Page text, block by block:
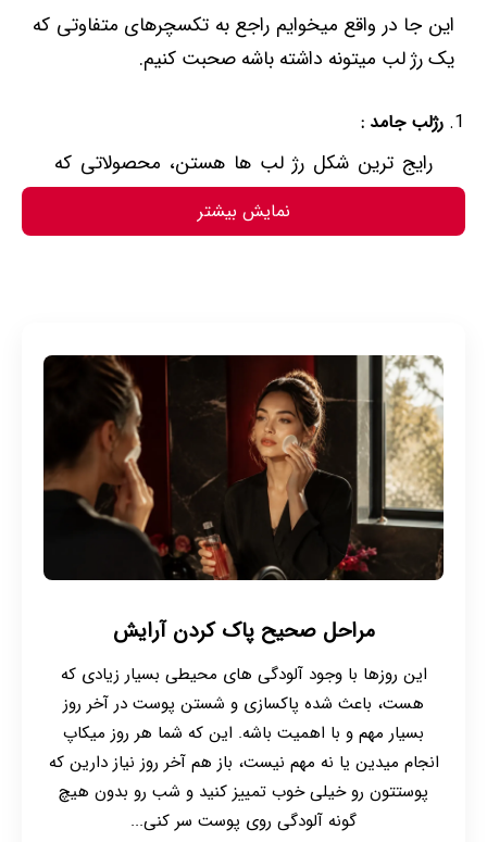
این جا در واقع میخوایم راجع به تکسچرهای متفاوتی که
یک رژ لب میتونه داشته باشه صحبت کنیم.
رژلب جامد :
رایج ترین شکل رژ لب ها هستن، محصولاتی که
استیکی اند و میتونن ظاهر نهایی مات، براق،
شاین، نیمه مات و... داشته باشند. این مدل از رژ
رژلب های مایع
مدل بعدی رژ لب چری مایع داره به همراه یک
اپلیکاتور برای اپلای روی لب. این مدل از رژ لب هم
میتونه با ظاهرهای مات، مایع ، شاین و.... باشه
کاملا بستگی به این داره که شما چه محصولی رو
انتخاب کنید و بخواین محصول به چه شکلی روی
رژهای مایع محبوببیت خیلی زیادی پیدا کردن و
شما میتونید رنگی که میخواین رو بین اون پیدا
کنید و از برندای بی نظیری مثل برند هدی بیوتی
استفاده کنید.
این محصولات معمولا موندگاری خیلی بالایی دارن.
رژلب های مدادی :
نمایش بیشتر
مراحل صحیح پاک کردن آرایش
این روزها با وجود آلودگی های محیطی بسیار زیادی که
هست، باعث شده پاکسازی و شستن پوست در آخر روز
بسیار مهم و با اهمیت باشه. این که شما هر روز میکاپ
انجام میدین یا نه مهم نیست، باز هم آخر روز نیاز دارین که
پوستتون رو خیلی خوب تمییز کنید و شب رو بدون هیچ
گونه آلودگی روی پوست سر کنی...